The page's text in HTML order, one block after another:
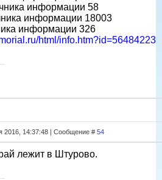
информации 58
информации 18003
информации 326
html/info.htm?id=56484223
2016, 14:37:48 | Сообщение # 54
лежит в Штурово.